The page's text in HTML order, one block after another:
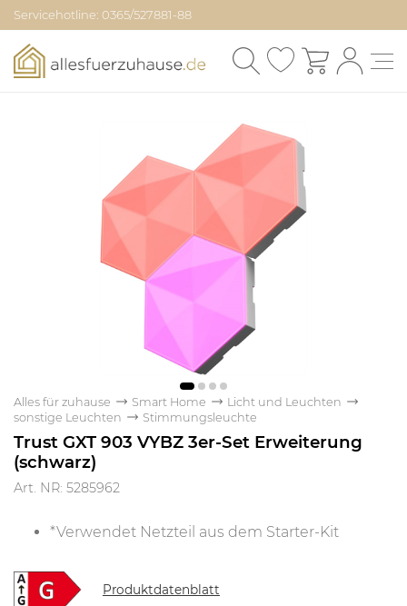
Servicehotline: 0365/527881-88
Alles für zuhause Smart Home
Licht und Leuchten
sonstige Leuchten
Stimmungsleuchte
Trust GXT 903 VYBZ 3er-Set Erweiterung
(schwarz)
Art. NR: 5285962
*Verwendet Netzteil aus dem Starter-Kit
Produktdatenblatt